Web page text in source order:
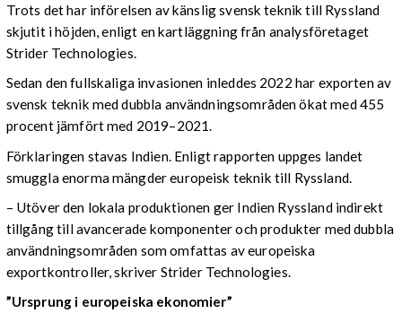
Trots det har införelsen av känslig svensk teknik till Ryssland
skjutit i höjden, enligt en kartläggning från analysföretaget
Strider Technologies.
Sedan den fullskaliga invasionen inleddes 2022 har exporten av
svensk teknik med dubbla användningsområden ökat med 455
procent jämfört med 2019–2021.
Förklaringen stavas Indien. Enligt rapporten uppges landet
smuggla enorma mängder europeisk teknik till Ryssland.
– Utöver den lokala produktionen ger Indien Ryssland indirekt
tillgång till avancerade komponenter och produkter med dubbla
användningsområden som omfattas av europeiska
exportkontroller, skriver Strider Technologies.
”Ursprung i europeiska ekonomier”